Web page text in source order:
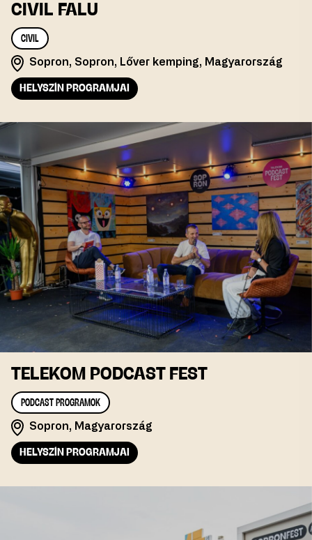
CIVIL FALU
CIVIL
Sopron, Sopron, Lőver kemping, Magyarország
HELYSZÍN PROGRAMJAI
TELEKOM PODCAST FEST
PODCAST PROGRAMOK
Sopron, Magyarország
HELYSZÍN PROGRAMJAI